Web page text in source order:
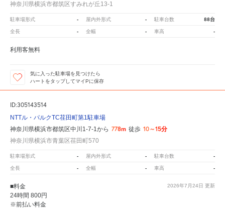
神奈川県横浜市都筑区すみれが丘13-1
駐車場形式 - 屋内外形式 - 駐車台数 88台
全長 - 全幅 - 車高 -
利用客無料
気に入った駐車場を見つけたら
ハートをタップしてマイPに保存
ID:305143514
NTTル・パルクTC荏田町第1駐車場
神奈川県横浜市都筑区中川1-7-1から 778m 徒歩 10～15分
神奈川県横浜市青葉区荏田町570
駐車場形式 - 屋内外形式 - 駐車台数 -
全長 - 全幅 - 車高 -
2026年7月24日 更新
■料金
24時間 800円
※前払い料金